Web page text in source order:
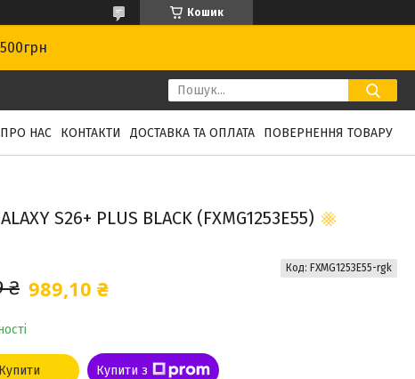
Кошик
ПРО НАС КОНТАКТИ ДОСТАВКА ТА ОПЛАТА ПОВЕРНЕННЯ ТОВАРУ
S26+ PLUS BLACK (FXMG1253E55)
₴ 989,10 ₴
Код: FXMG1253E55-rgk
Купити Купити з